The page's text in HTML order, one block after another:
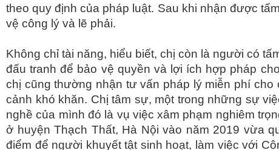
theo quy định của pháp luật. Sau khi nhận được
vệ công lý và lẽ phải.
Không chỉ tài năng, hiểu biết, chị còn là người có
đấu tranh để bảo vệ quyền và lợi ích hợp pháp
chị cũng thường nhận tư vấn pháp lý miễn phí
cảnh khó khăn. Chị tâm sự, một trong những sự
nghề của mình đó là vụ việc xâm phạm nghiêm
ở huyện Thạch Thất, Hà Nội vào năm 2019 vừa
điểm để người khuyết tật sinh hoạt, làm việc với